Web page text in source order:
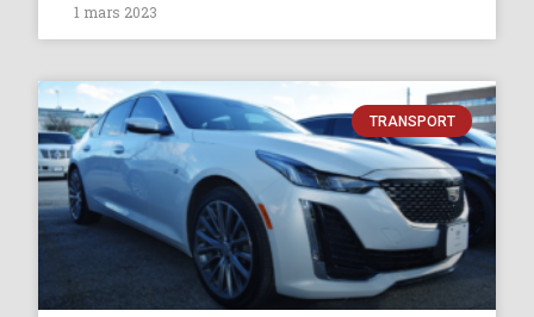
1 mars 2023
TRANSPORT